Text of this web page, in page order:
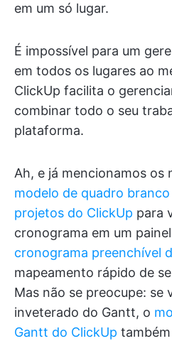
em um só lugar.
É impossível para um
em todos os lugares ao
ClickUp facilita o
combinar todo o seu
plataforma.
Ah, e já mencionamos os
modelo de quadro
projetos do ClickUp para
cronograma em um
cronograma preenchível
mapeamento rápido de
Mas não se preocupe: se
inveterado do Gantt, o
Gantt do ClickUp